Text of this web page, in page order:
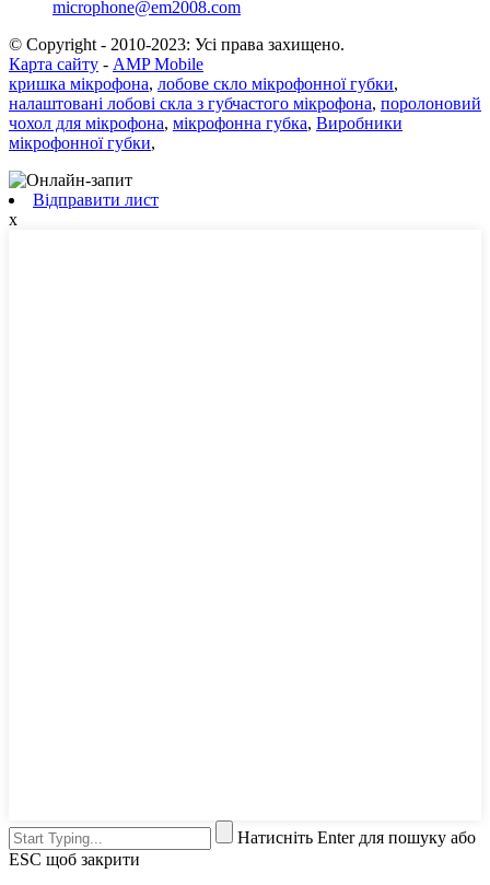
microphone@em2008.com
© Copyright - 2010-2023: Усі права захищено.
Карта сайту - AMP Mobile
кришка мікрофона, лобове скло мікрофонної губки,
налаштовані лобові скла з губчастого мікрофона, поролоновий
чохол для мікрофона, мікрофонна губка, Виробники
мікрофонної губки,
Відправити лист
x
Натисніть Enter для пошуку або
ESC щоб закрити